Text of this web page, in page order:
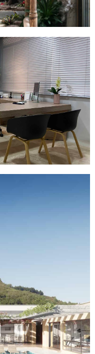
TR